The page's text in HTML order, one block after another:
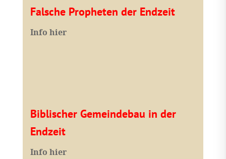
Falsche Propheten der Endzeit
Info hier
Biblischer Gemeindebau in der
Endzeit
Info hier